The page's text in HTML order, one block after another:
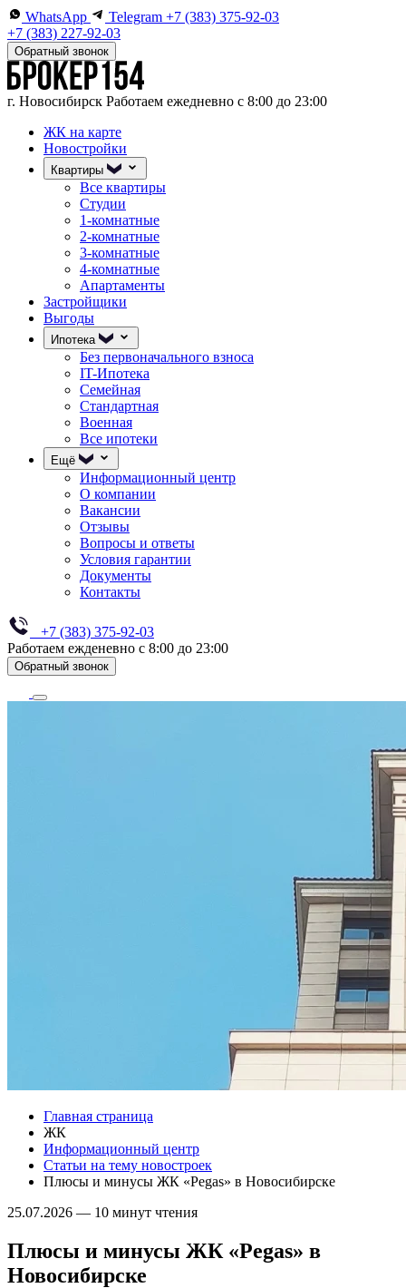
WhatsApp Telegram +7 (383) 375-92-03
+7 (383) 227-92-03
Обратный звонок
г. Новосибирск Работаем ежедневно с 8:00 до 23:00
ЖК на карте
Новостройки
Квартиры
Все квартиры
Студии
1-комнатные
2-комнатные
3-комнатные
4-комнатные
Апартаменты
Застройщики
Выгоды
Ипотека
Без первоначального взноса
IT-Ипотека
Семейная
Стандартная
Военная
Все ипотеки
Ещё
Информационный центр
О компании
Вакансии
Отзывы
Вопросы и ответы
Условия гарантии
Документы
Контакты
+7 (383) 375-92-03
Работаем ежденевно с 8:00 до 23:00
Обратный звонок
Главная страница
ЖК
Информационный центр
Статьи на тему новостроек
Плюсы и минусы ЖК «Pegas» в Новосибирске
25.07.2026 — 10 минут чтения
Плюсы и минусы ЖК «Pegas» в
Новосибирске